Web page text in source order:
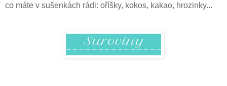
co máte v sušenkách rádi: oříšky, kokos, kakao, hrozinky...